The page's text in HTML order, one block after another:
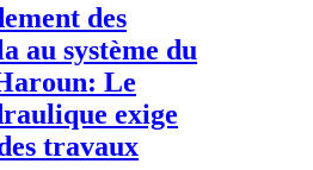
des
au système du
Le
exige
travaux